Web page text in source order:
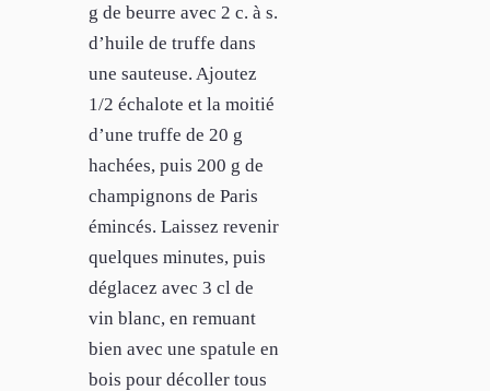
g de beurre avec 2 c. à s.
d’huile de truffe dans
une sauteuse. Ajoutez
1/2 échalote et la moitié
d’une truffe de 20 g
hachées, puis 200 g de
champignons de Paris
émincés. Laissez revenir
quelques minutes, puis
déglacez avec 3 cl de
vin blanc, en remuant
bien avec une spatule en
bois pour décoller tous